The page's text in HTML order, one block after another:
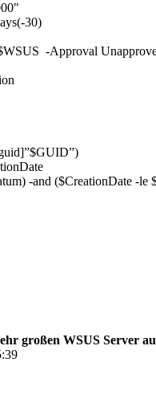
30)
-Approval
-and ($CreationDate -
großen WSUS Server